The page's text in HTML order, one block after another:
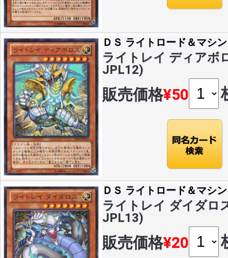
ＤＳ ライトロード＆マシ
ライトレイ ディアボ
JPL12)
販売価格¥50
ＤＳ ライトロード＆マシ
ライトレイ ダイダロ
JPL13)
販売価格¥20